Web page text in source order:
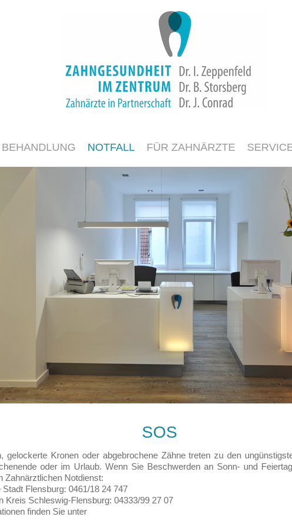
BEHANDLUNG NOTFALL FÜR ZAHNÄRZTE
SOS
gelockerte Kronen oder abgebrochene Zähne treten zu den
oder im Urlaub. Wenn Sie Beschwerden an Sonn- und
Zahnärztlichen Notdienst:
Stadt Flensburg: 0461/18 24 747
Kreis Schleswig-Flensburg: 04333/99 27 07
finden Sie unter